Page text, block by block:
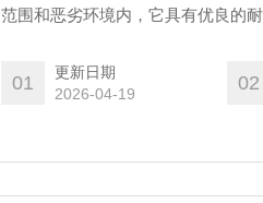
范围和恶劣环境内，它具有优良的
金，港口，矿山，物理，仓储，，
01
更新日期
2026-04-19
02